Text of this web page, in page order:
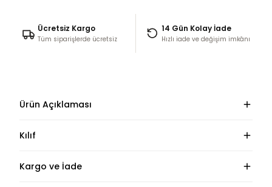
Ücretsiz Kargo
Tüm siparişlerde ücretsiz
14 Gün Kolay İade
Hızlı iade ve değişim imkânı
Ürün Açıklaması
Kılıf
Kargo ve İade